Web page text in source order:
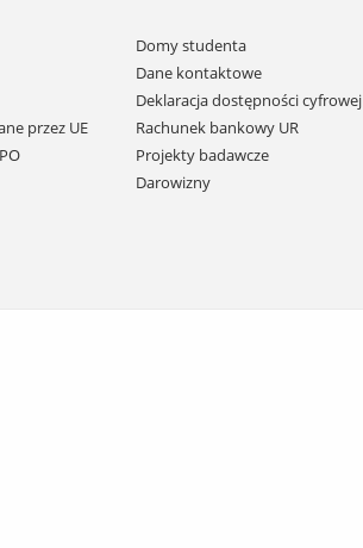
przez UE
Domy studenta
Dane kontaktowe
Deklaracja dostępności cyfrowej
Rachunek bankowy UR
Projekty badawcze
Darowizny